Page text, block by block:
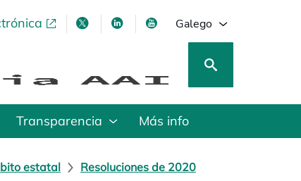
opens in a new tabopens in a new tab
opens in a new tab
opens in a new tab
Galego
Transparencia Más info
estatal Resoluciones de 2020